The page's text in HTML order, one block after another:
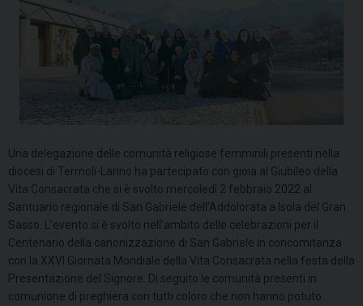
Una delegazione delle comunità religiose femminili presenti nella
diocesi di Termoli-Larino ha partecipato con gioia al Giubileo della
Vita Consacrata che si è svolto mercoledì 2 febbraio 2022 al
Santuario regionale di San Gabriele dell’Addolorata a Isola del Gran
Sasso. L’evento si è svolto nell’ambito delle celebrazioni per il
Centenario della canonizzazione di San Gabriele in concomitanza
con la XXVI Giornata Mondiale della Vita Consacrata nella festa della
Presentazione del Signore. Di seguito le comunità presenti in
comunione di preghiera con tutti coloro che non hanno potuto